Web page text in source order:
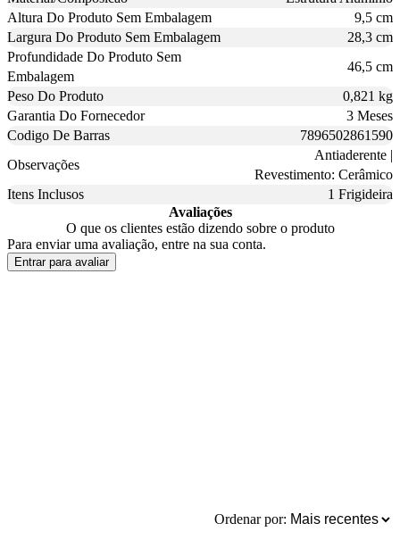
Altura Do Produto Sem Embalagem
9,5 cm
Largura Do Produto Sem Embalagem
28,3 cm
Profundidade Do Produto Sem
Embalagem
46,5 cm
Peso Do Produto
0,821 kg
Garantia Do Fornecedor
3 Meses
Codigo De Barras
7896502861590
Observações
Antiaderente |
Revestimento: Cerâmico
Itens Inclusos
1 Frigideira
Avaliações
O que os clientes estão dizendo sobre o produto
Para enviar uma avaliação, entre na sua conta.
Entrar para avaliar
Ordenar por: